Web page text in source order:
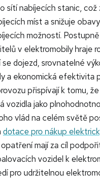
sítí nabíjecích stanic, což
míst a snižuje
možností.
v elektromobily hraje
se dojezd, srovnatelné
a ekonomická efektivita
přispívají k tomu,
vozidla jako
vlád na celém světě
dotace pro nákup
mají za cíl
vozidel k
pro udržitelnou